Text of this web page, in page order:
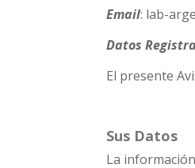
Email: lab-
Datos
El presente
Sus Datos
La